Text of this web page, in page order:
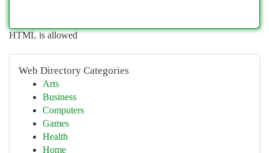
HTML is allowed
Web Directory Categories
Arts
Business
Computers
Games
Health
Home